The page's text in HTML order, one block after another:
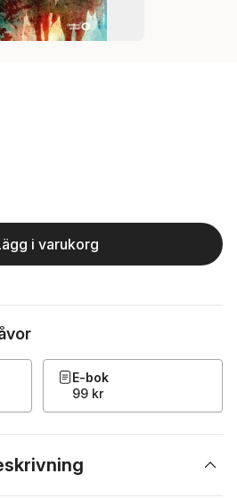
röster:
i varukorg
E-bok
99 kr